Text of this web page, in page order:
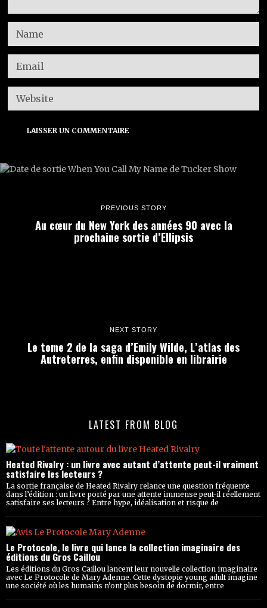
PREVIOUS STORY
Au cœur du New York des années 90 avec la
prochaine sortie d’Ellipsis
NEXT STORY
Le tome 2 de la saga d’Emily Wilde, L’atlas des
Autreterres, enfin disponible en librairie
LATEST FROM BLOG
Heated Rivalry : un livre avec autant d’attente peut-il vraiment
satisfaire les lecteurs ?
La sortie française de Heated Rivalry relance une question fréquente
dans l’édition : un livre porté par une attente immense peut-il réellement
satisfaire ses lecteurs ? Entre hype, idéalisation et risque de
Le Protocole, le livre qui lance la collection imaginaire des
éditions du Gros Caillou
Les éditions du Gros Caillou lancent leur nouvelle collection imaginaire
avec Le Protocole de Mary Adenne. Cette dystopie young adult imagine
une société où les humains n’ont plus besoin de dormir, entre